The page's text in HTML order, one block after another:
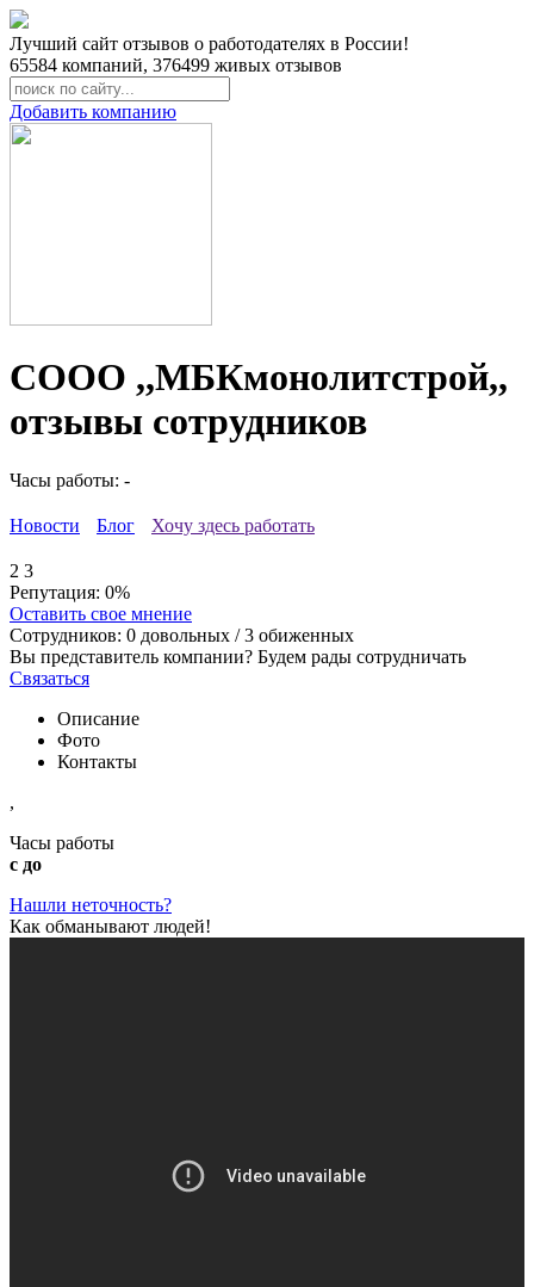
Лучший сайт отзывов о работодателях в России!
65584 компаний, 376499 живых отзывов
Добавить компанию
СООО ,,МБКмонолитстрой,,
отзывы сотрудников
Часы работы: -
Новости Блог Хочу здесь работать
2 3
Репутация: 0%
Оставить свое мнение
Сотрудников: 0 довольных /3 обиженных
Вы представитель компании? Будем рады сотрудничать
Связаться
Описание
Фото
Контакты
,
Часы работы
с до
Нашли неточность?
Как обманывают людей!